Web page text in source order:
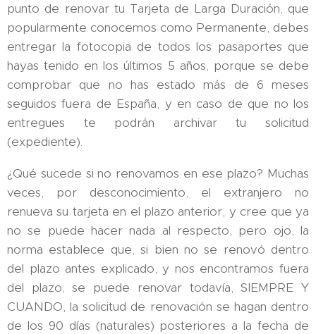
punto de renovar tu Tarjeta de Larga Duración, que
popularmente conocemos como Permanente, debes
entregar la fotocopia de todos los pasaportes que
hayas tenido en los últimos 5 años, porque se debe
comprobar que no has estado más de 6 meses
seguidos fuera de España, y en caso de que no los
entregues te podrán archivar tu solicitud
(expediente).
¿Qué sucede si no renovamos en ese plazo? Muchas
veces, por desconocimiento, el extranjero no
renueva su tarjeta en el plazo anterior, y cree que ya
no se puede hacer nada al respecto, pero ojo, la
norma establece que, si bien no se renovó dentro
del plazo antes explicado, y nos encontramos fuera
del plazo, se puede renovar todavía, SIEMPRE Y
CUANDO, la solicitud de renovación se hagan dentro
de los 90 días (naturales) posteriores a la fecha de